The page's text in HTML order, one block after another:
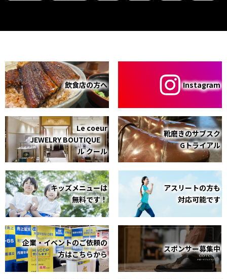
飲食店の方へ Instagram
Le coeur
JEWELRY BOUTIQUE
ル クール
靴磨きのサブスク
Gトライアル
キッズメニューは
無料です！
アスリートの方も
対応可能です
企業・イベントのご依頼の
方はこちらから
スポンサー募集中